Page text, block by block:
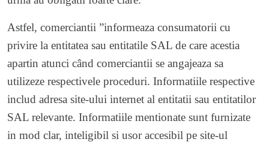
Astfel, comerciantii ”informeaza consumatorii cu
privire la entitatea sau entitatile SAL de care acestia
apartin atunci când comerciantii se angajeaza sa
utilizeze respectivele proceduri. Informatiile respective
includ adresa site-ului internet al entitatii sau entitatilor
SAL relevante. Informatiile mentionate sunt furnizate
in mod clar, inteligibil si usor accesibil pe site-ul